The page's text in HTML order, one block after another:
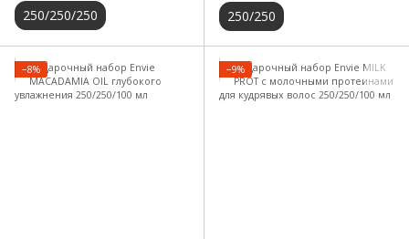
250/250/250 250/250
−8% −9%